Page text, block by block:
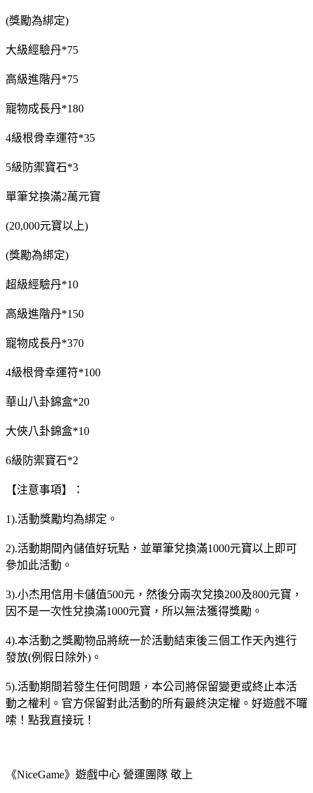
(獎勵為綁定)
大級經驗丹*75
高級進階丹*75
寵物成長丹*180
4級根骨幸運符*35
5級防禦寶石*3
單筆兌換滿2萬元寶
(20,000元寶以上)
(獎勵為綁定)
超級經驗丹*10
高級進階丹*150
寵物成長丹*370
4級根骨幸運符*100
華山八卦錦盒*20
大俠八卦錦盒*10
6級防禦寶石*2
【注意事項】：
1).活動獎勵均為綁定。
2).活動期間內儲值好玩點，並單筆兌換滿1000元寶以上即可
參加此活動。
3).小杰用信用卡儲值500元，然後分兩次兌換200及800元寶，
因不是一次性兌換滿1000元寶，所以無法獲得獎勵。
4).本活動之獎勵物品將統一於活動結束後三個工作天內進行
發放(例假日除外)。
5).活動期間若發生任何問題，本公司將保留變更或終止本活
動之權利。官方保留對此活動的所有最終決定權。好遊戲不囉
嗦！點我直接玩！
《NiceGame》遊戲中心 營運團隊 敬上